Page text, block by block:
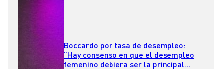
Boccardo por tasa de desempleo:
“Hay consenso en que el desempleo
femenino debiera ser la principal